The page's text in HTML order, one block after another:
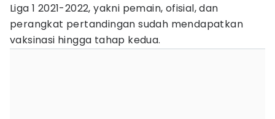
Liga 1 2021-2022, yakni pemain, ofisial, dan
perangkat pertandingan sudah mendapatkan
vaksinasi hingga tahap kedua.